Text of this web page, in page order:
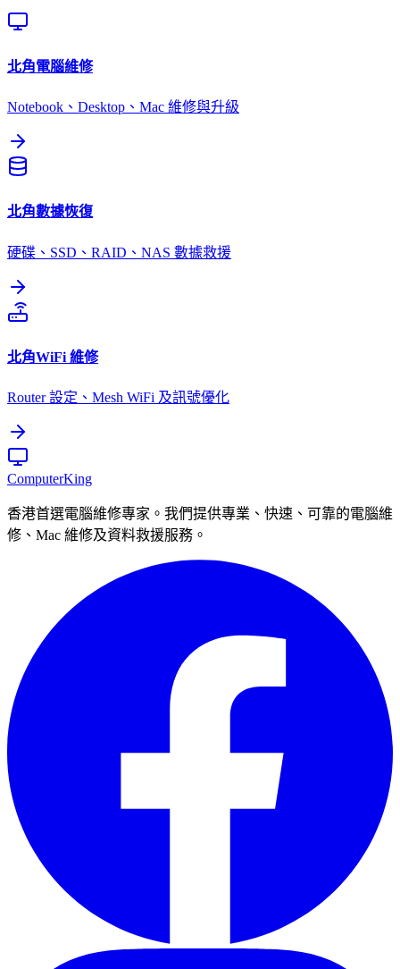
北角電腦維修
Notebook、Desktop、Mac 維修與升級
北角數據恢復
硬碟、SSD、RAID、NAS 數據救援
北角WiFi 維修
Router 設定、Mesh WiFi 及訊號優化
ComputerKing
香港首選電腦維修專家。我們提供專業、快速、可靠的電腦維
修、Mac 維修及資料救援服務。